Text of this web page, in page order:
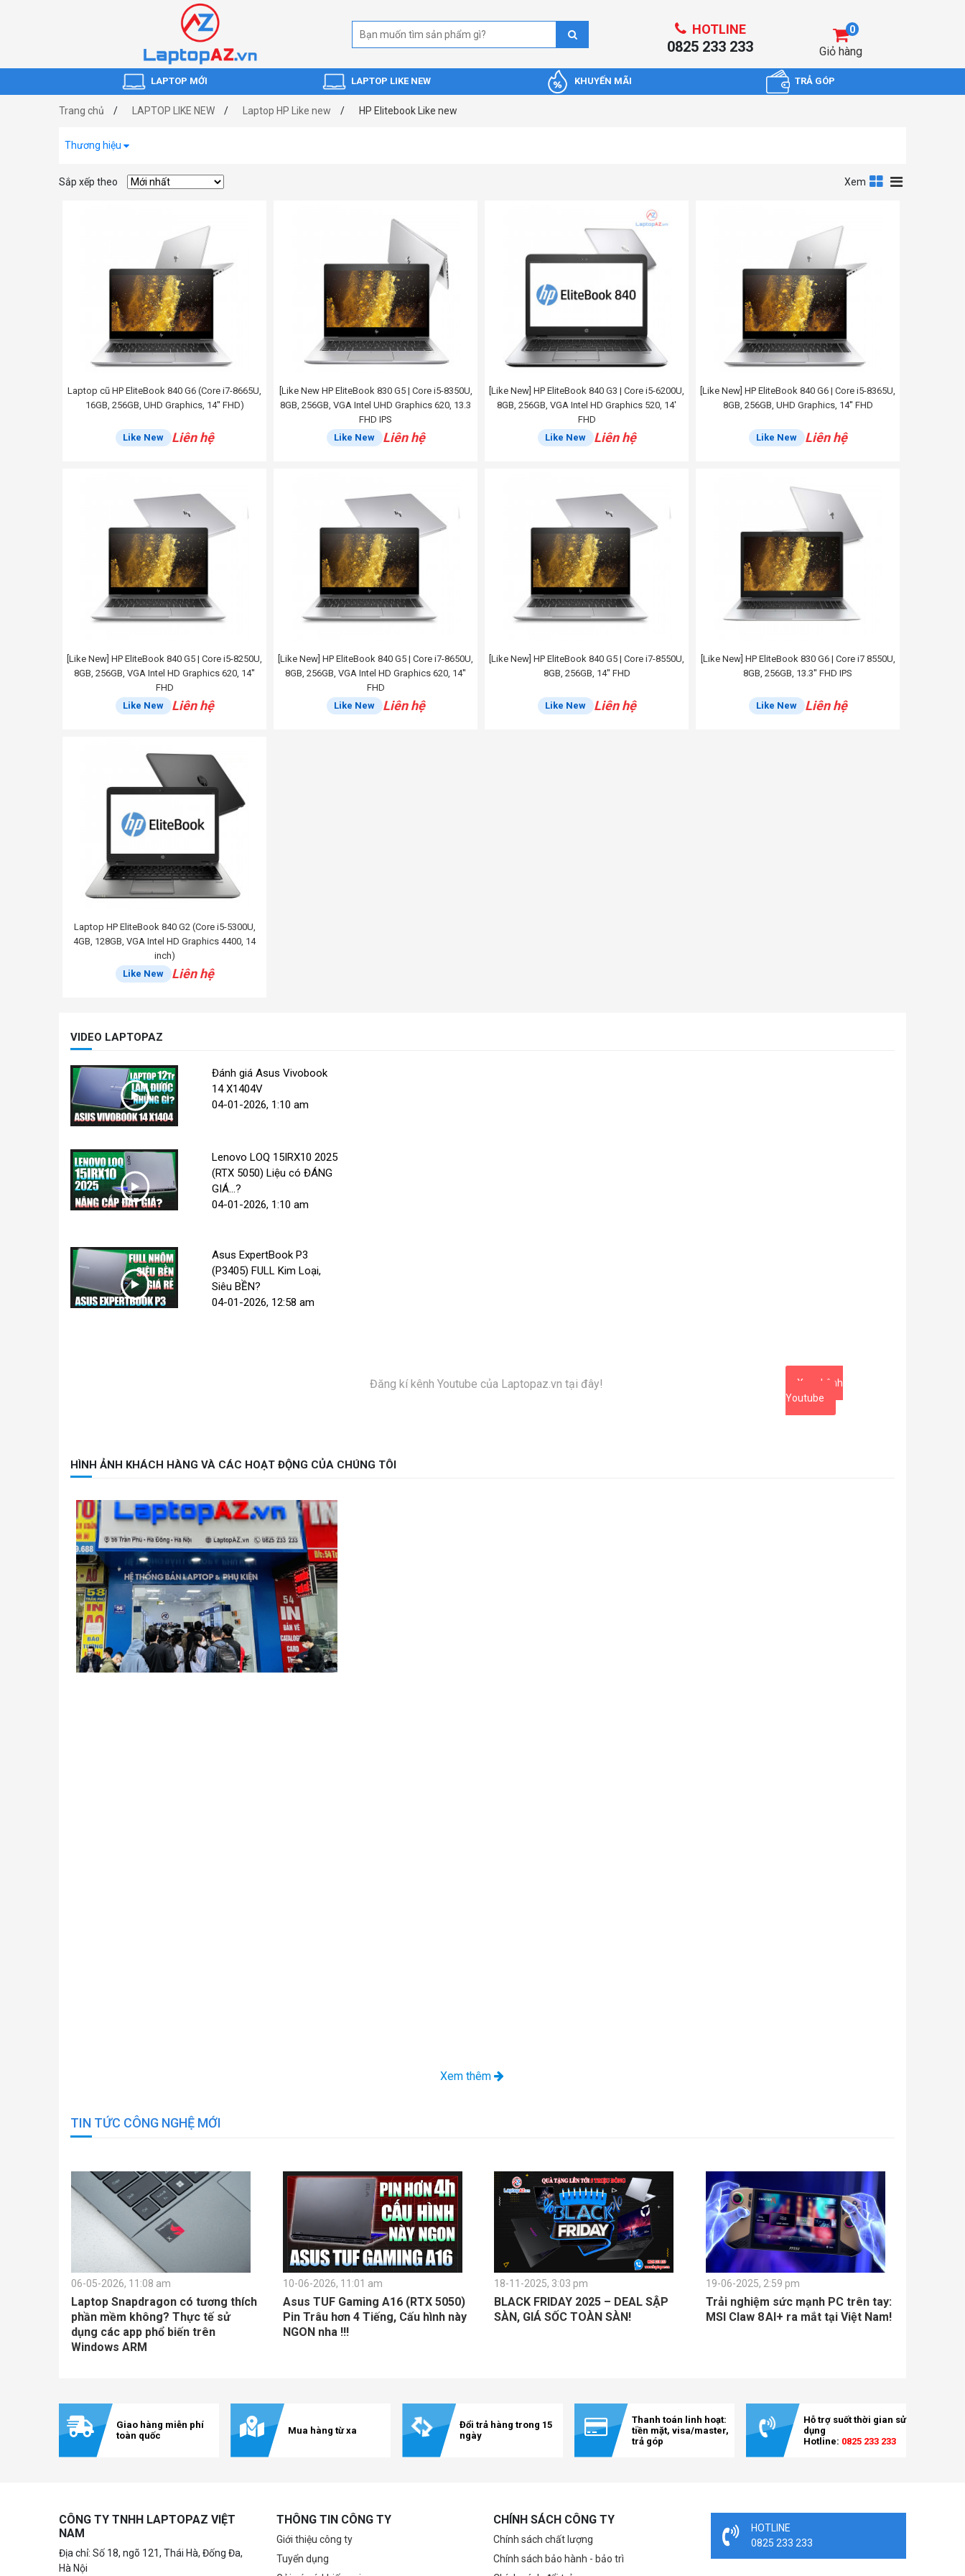
HOTLINE
0825 233 233 Giỏ hàng
0
LAPTOP MỚI LAPTOP LIKE NEW KHUYẾN MÃI TRẢ GÓP
Trang chủ LAPTOP LIKE NEW Laptop HP Like new HP Elitebook Like new
Thương hiệu
Sắp xếp theo Xem
Laptop cũ HP EliteBook 840 G6 (Core i7-8665U,
16GB, 256GB, UHD Graphics, 14'' FHD)
Like New Liên hệ
[Like New HP EliteBook 830 G5 | Core i5-8350U,
8GB, 256GB, VGA Intel UHD Graphics 620, 13.3
FHD IPS
Like New
Liên hệ
[Like New] HP EliteBook 840 G3 | Core i5-6200U,
8GB, 256GB, VGA Intel HD Graphics 520, 14'
FHD
Like New
Liên hệ
[Like New] HP EliteBook 840 G6 | Core i5-8365U,
8GB, 256GB, UHD Graphics, 14'' FHD
Like New Liên hệ
[Like New] HP EliteBook 840 G5 | Core i5-8250U,
8GB, 256GB, VGA Intel HD Graphics 620, 14''
FHD
Like New
Liên hệ
[Like New] HP EliteBook 840 G5 | Core i7-8650U,
8GB, 256GB, VGA Intel HD Graphics 620, 14''
FHD
Like New
Liên hệ
[Like New] HP EliteBook 840 G5 | Core i7-8550U,
8GB, 256GB, 14'' FHD
Like New Liên hệ
[Like New] HP EliteBook 830 G6 | Core i7 8550U,
8GB, 256GB, 13.3'' FHD IPS
Like New Liên hệ
Laptop HP EliteBook 840 G2 (Core i5-5300U,
4GB, 128GB, VGA Intel HD Graphics 4400, 14
inch)
Like New
Liên hệ
VIDEO LAPTOPAZ
Đánh giá Asus Vivobook
14 X1404V
04-01-2026, 1:10 am
Lenovo LOQ 15IRX10 2025
(RTX 5050) Liệu có ĐÁNG
GIÁ...?
04-01-2026, 1:10 am
Asus ExpertBook P3
(P3405) FULL Kim Loại,
Siêu BỀN?
04-01-2026, 12:58 am
Đăng kí kênh Youtube của Laptopaz.vn tại đây!
Xem kênh
Youtube
HÌNH ẢNH KHÁCH HÀNG VÀ CÁC HOẠT ĐỘNG CỦA CHÚNG TÔI
Xem thêm
TIN TỨC CÔNG NGHỆ MỚI
06-05-2026, 11:08 am
Laptop Snapdragon có tương thích
phần mềm không? Thực tế sử
dụng các app phổ biến trên
Windows ARM
10-06-2026, 11:01 am
Asus TUF Gaming A16 (RTX 5050)
Pin Trâu hơn 4 Tiếng, Cấu hình này
NGON nha !!!
18-11-2025, 3:03 pm
BLACK FRIDAY 2025 – DEAL SẬP
SÀN, GIÁ SỐC TOÀN SÀN!
19-06-2025, 2:59 pm
Trải nghiệm sức mạnh PC trên tay:
MSI Claw 8 AI+ ra mắt tại Việt Nam!
Giao hàng miễn phí
toàn quốc
Mua hàng từ xa
Đổi trả hàng trong 15
ngày
Thanh toán linh hoạt:
tiền mặt, visa/master,
trả góp
Hỗ trợ suốt thời gian sử
dụng
Hotline: 0825 233 233
CÔNG TY TNHH LAPTOPAZ VIỆT
NAM
Địa chỉ: Số 18, ngõ 121, Thái Hà, Đống Đa,
Hà Nội
THÔNG TIN CÔNG TY
Giới thiệu công ty
Tuyển dụng
CHÍNH SÁCH CÔNG TY
Chính sách chất lượng
Chính sách bảo hành - bảo trì
HOTLINE
0825 233 233